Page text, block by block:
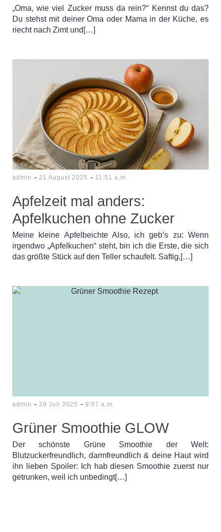
„Oma, wie viel Zucker muss da rein?“ Kennst du das?
Du stehst mit deiner Oma oder Mama in der Küche, es
riecht nach Zimt und[…]
admin - 21 August 2025 - 11:51 a.m.
Apfelzeit mal anders:
Apfelkuchen ohne Zucker
Meine kleine Apfelbeichte Also, ich geb’s zu: Wenn
irgendwo „Apfelkuchen“ steht, bin ich die Erste, die sich
das größte Stück auf den Teller schaufelt. Saftig,[…]
admin - 29 Juli 2025 - 9:57 a.m.
Grüner Smoothie GLOW
Der schönste Grüne Smoothie der Welt:
Blutzuckerfreundlich, darmfreundlich & deine Haut wird
ihn lieben Spoiler: Ich hab diesen Smoothie zuerst nur
getrunken, weil ich unbedingt[…]